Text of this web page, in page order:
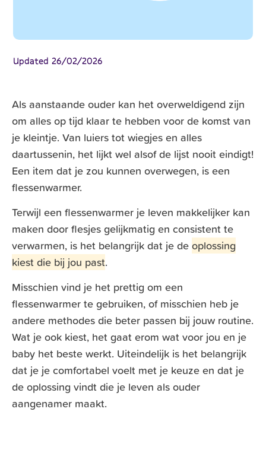
Updated 26/02/2026
Als aanstaande ouder kan het overweldigend zijn
om alles op tijd klaar te hebben voor de komst van
je kleintje. Van luiers tot wiegjes en alles
daartussenin, het lijkt wel alsof de lijst nooit eindigt!
Een item dat je zou kunnen overwegen, is een
flessenwarmer.
Terwijl een flessenwarmer je leven makkelijker kan
maken door flesjes gelijkmatig en consistent te
verwarmen, is het belangrijk dat je deoplossing
kiest die bij jou past.
Misschien vind je het prettig om een
flessenwarmer te gebruiken, of misschien heb je
andere methodes die beter passen bij jouw routine.
Wat je ook kiest, het gaat erom wat voor jou en je
baby het beste werkt. Uiteindelijk is het belangrijk
dat je je comfortabel voelt met je keuze en dat je
de oplossing vindt die je leven als ouder
aangenamer maakt.